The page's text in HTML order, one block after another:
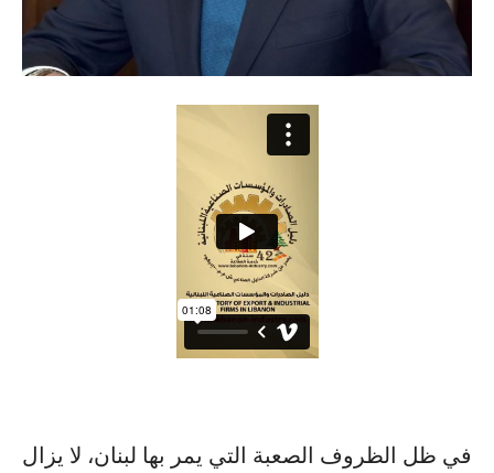
في ظل الظروف الصعبة التي يمر بها لبنان، لا يزال